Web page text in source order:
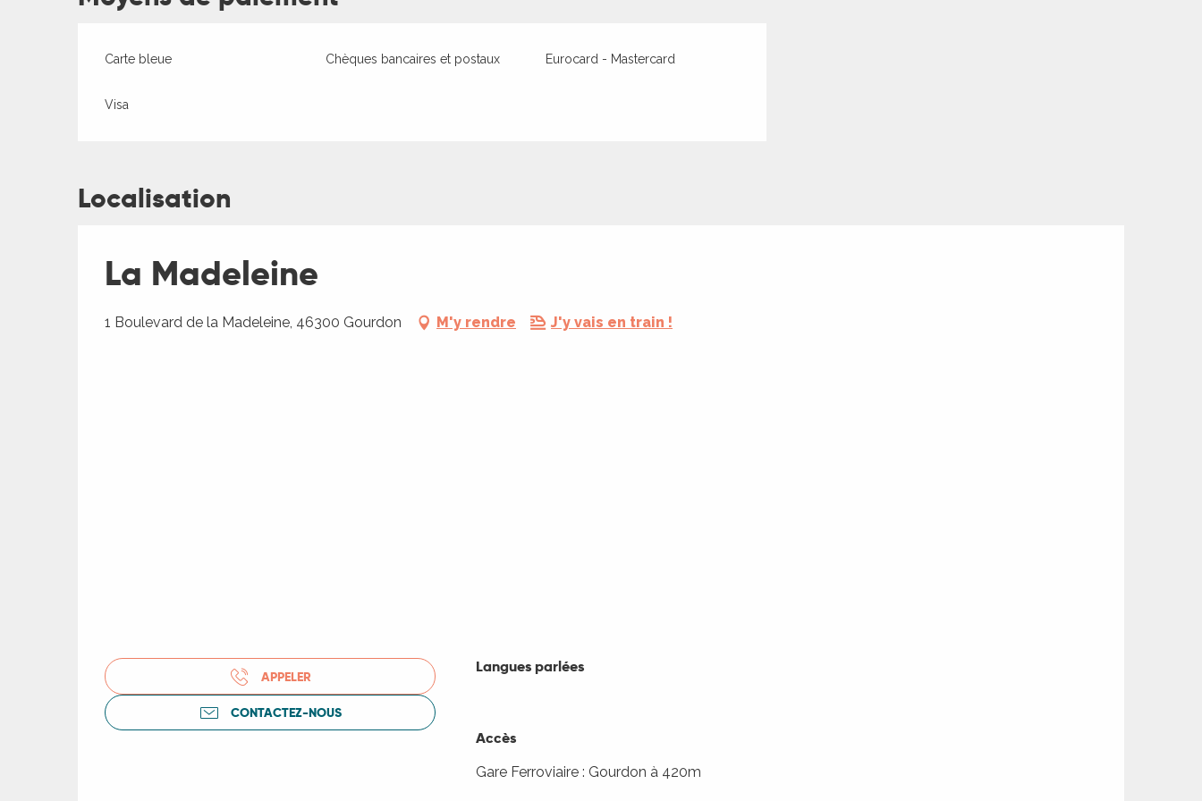
Carte bleue Chèques bancaires et postaux Eurocard - Mastercard
Visa
Localisation
La Madeleine
1 Boulevard de la Madeleine, 46300 Gourdon M'y rendre J'y vais en train !
APPELER
CONTACTEZ-NOUS
Langues parlées
Langues parlées
Accès
Accès
Gare Ferroviaire : Gourdon à 420m